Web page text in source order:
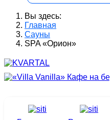
Вы здесь:
Главная
Сауны
SPA «Орион»